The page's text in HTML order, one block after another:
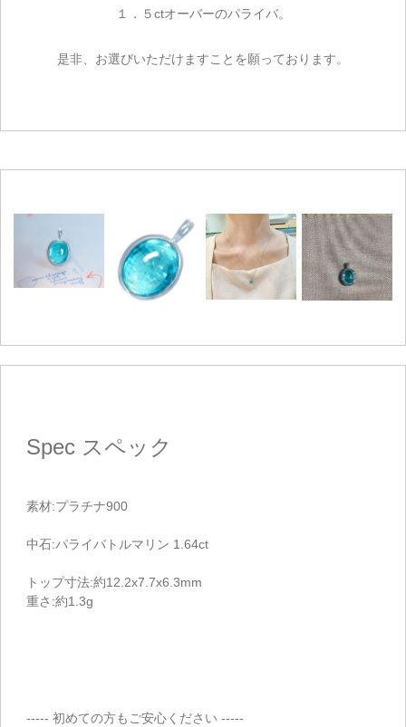
１．５ctオーバーのパライバ。
是非、お選びいただけますことを願っております。
Spec スペック
素材:プラチナ900
中石:パライバトルマリン 1.64ct
トップ寸法:約12.2x7.7x6.3mm
重さ:約1.3g
----- 初めての方もご安心ください -----